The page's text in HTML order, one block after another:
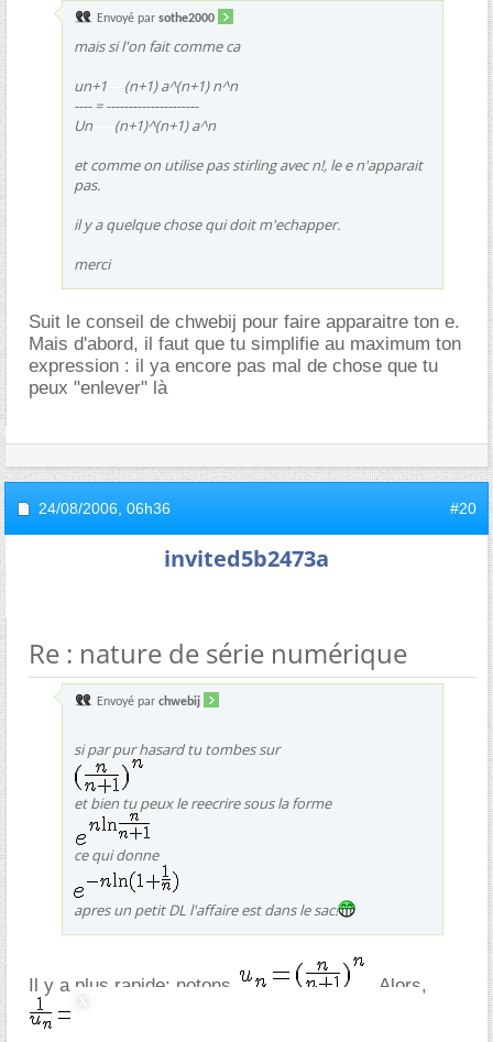
Envoyé par sothe2000
mais si l'on fait comme ca
un+1
(n+1) a^(n+1) n^n
---- = ---------------------
Un
(n+1)^(n+1) a^n
et comme on utilise pas stirling avec n!, le e n'apparait
pas.
il y a quelque chose qui doit m'echapper.
merci
Suit le conseil de chwebij pour faire apparaitre ton e.
Mais d'abord, il faut que tu simplifie au maximum ton
expression : il ya encore pas mal de chose que tu
peux "enlever" là
24/08/2006, 06h36 #20
invited5b2473a
Re : nature de série numérique
Envoyé par chwebij
si par pur hasard tu tombes sur
et bien tu peux le reecrire sous la forme
ce qui donne
apres un petit DL l'affaire est dans le sac!
Il y a plus rapide: notons
. Alors,